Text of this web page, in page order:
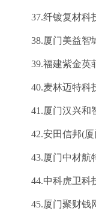
37.纤镀复材科
38.厦门美益智
39.福建紫金英
40.麦林迈特科
41.厦门汉兴和
42.安田信邦(厦
43.厦门中材航
44.中科虎卫科
45.厦门聚财钱